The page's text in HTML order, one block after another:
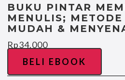
BUKU PINTAR
MENULIS; METODE
MUDAH &
Rp34.000
BELI EBOOK